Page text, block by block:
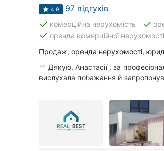
Запоріжжя
4.9 97 відгуків
done комерційна нерухомість done
done оренда комерційної нерухомості
Продаж, оренда нерухомості,
Дякую, Анастасії , за
вислухала побажання й